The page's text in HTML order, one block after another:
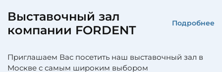
Выставочный зал
компании FORDENT
Подробнее
Приглашаем Вас посетить наш выставочный зал в
Москве с самым широким выбором